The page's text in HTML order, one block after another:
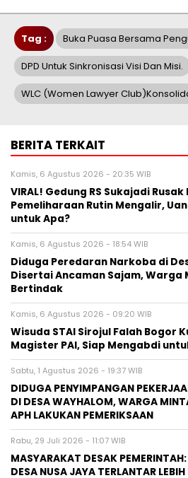
Tag : Buka Puasa Bersama
DPD Untuk Sinkronisasi Visi Dan Misi.
WLC (women Lawyer
BERITA TERKAIT
Kamis, 6 Agustus 2026 - 20:35 WIB
VIRAL! Gedung RS Sukajadi
Pemeliharaan Rutin Mengalir,
untuk Apa?
Kamis, 6 Agustus 2026 - 18:54 WIB
Diduga Peredaran Narkoba di
Disertai Ancaman Sajam, Warga
Bertindak
Kamis, 6 Agustus 2026 - 09:20 WIB
Wisuda STAI Sirojul Falah Bogor
Magister PAI, Siap Mengabdi
Sabtu, 1 Agustus 2026 - 19:37 WIB
DIDUGA PENYIMPANGAN
DI DESA WAYHALOM, WARGA
APH LAKUKAN PEMERIKSAAN
Rabu, 29 Juli 2026 - 11:07 WIB
MASYARAKAT DESAK
DESA NUSA JAYA TERLANTAR